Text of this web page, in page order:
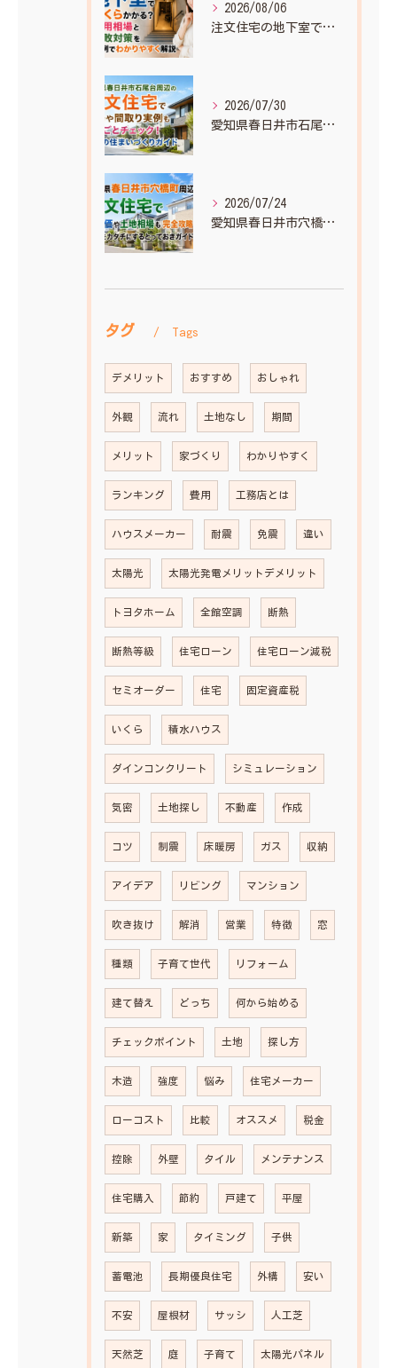
2026/08/06
注文住宅の地下室でいくらかかる？費用相場と失敗対策を実例でわかりやすく解説
2026/07/30
愛知県春日井市石尾台周辺の注文住宅で相場や間取り実例もまるごとチェック！理想の住まいづくりガイド
2026/07/24
愛知県春日井市穴橋町周辺の注文住宅で坪単価や土地相場も完全攻略！理想をカタチにするとっておきガイド
タグ Tags
デメリット おすすめ おしゃれ
外観 流れ 土地なし 期間
メリット 家づくり わかりやすく
ランキング 費用 工務店とは
ハウスメーカー 耐震 免震 違い
太陽光 太陽光発電メリットデメリット
トヨタホーム 全館空調 断熱
断熱等級 住宅ローン 住宅ローン減税
セミオーダー 住宅 固定資産税
いくら 積水ハウス
ダインコンクリート シミュレーション
気密 土地探し 不動産 作成
コツ 制震 床暖房 ガス 収納
アイデア リビング マンション
吹き抜け 解消 営業 特徴 窓
種類 子育て世代 リフォーム
建て替え どっち 何から始める
チェックポイント 土地 探し方
木造 強度 悩み 住宅メーカー
ローコスト 比較 オススメ 税金
控除 外壁 タイル メンテナンス
住宅購入 節約 戸建て 平屋
新築 家 タイミング 子供
蓄電池 長期優良住宅 外構 安い
不安 屋根材 サッシ 人工芝
天然芝 庭 子育て 太陽光パネル